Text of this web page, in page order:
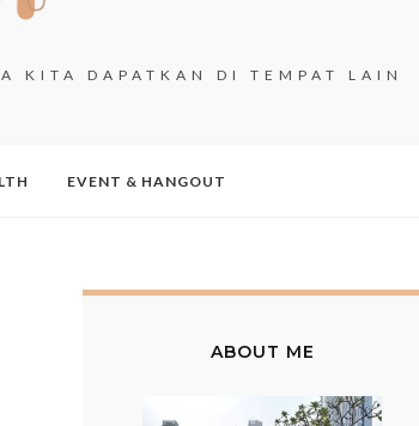
KITA DAPATKAN DI TEMPAT LAIN
EVENT & HANGOUT
ABOUT ME